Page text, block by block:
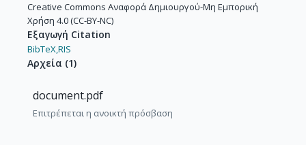
Creative Commons Αναφορά Δημιουργού-Μη Εμπορική
Χρήση 4.0 (CC-BY-NC)
Εξαγωγή Citation
BibTeX,RIS
Αρχεία (1)
document.pdf
Επιτρέπεται η ανοικτή πρόσβαση